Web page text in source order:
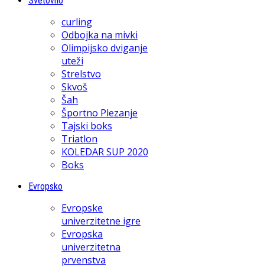
curling
Odbojka na mivki
Olimpijsko dviganje
uteži
Strelstvo
Skvoš
Šah
Športno Plezanje
Tajski boks
Triatlon
KOLEDAR SUP 2020
Boks
Evropsko
Evropske
univerzitetne igre
Evropska
univerzitetna
prvenstva